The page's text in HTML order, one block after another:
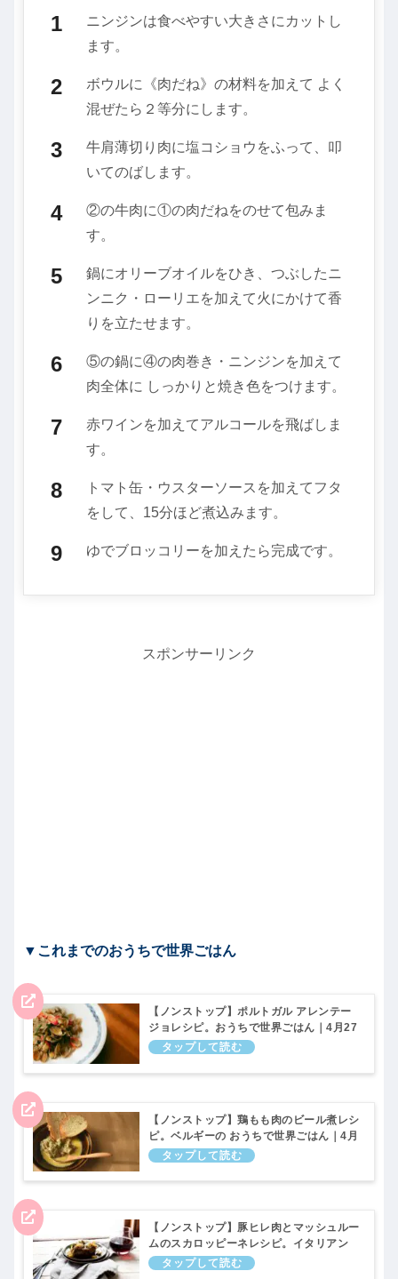
ニンジンは食べやすい大きさにカットし
ます。
ボウルに《肉だね》の材料を加えて よく
混ぜたら２等分にします。
牛肩薄切り肉に塩コショウをふって、叩
いてのばします。
②の牛肉に①の肉だねをのせて包みま
す。
鍋にオリーブオイルをひき、つぶしたニ
ンニク・ローリエを加えて火にかけて香
りを立たせます。
⑤の鍋に④の肉巻き・ニンジンを加えて
肉全体に しっかりと焼き色をつけます。
赤ワインを加えてアルコールを飛ばしま
す。
トマト缶・ウスターソースを加えてフタ
をして、15分ほど煮込みます。
ゆでブロッコリーを加えたら完成です。
スポンサーリンク
▼これまでのおうちで世界ごはん
【ノンストップ】ポルトガル アレンテー
ジョレシピ。おうちで世界ごはん｜4月27
日
【ノンストップ】鶏もも肉のビール煮レシ
ピ。ベルギーの おうちで世界ごはん｜4月
20日
【ノンストップ】豚ヒレ肉とマッシュルー
ムのスカロッピーネレシピ。イタリアン
おうちで世界ごはん｜4月13日